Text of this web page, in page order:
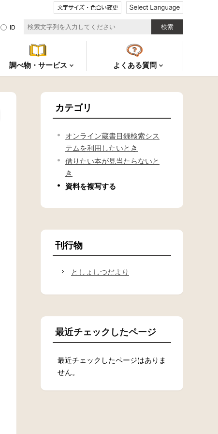
文字サイズ・色合い
ID
調べ物・サービス よくある質問
カテゴリ
オンライン蔵書目録検索シス
テムを利用したいとき
借りたい本が見当たらないと
き
資料を複写する
刊行物
としょしつだより
最近チェックしたページ
最近チェックしたページはありま
せん。